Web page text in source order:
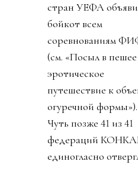
стран УЕФА
бойкот всем
соревнованиям
(см. «Посыл в пешее
эротическое
путешествие к
огуречной формы»).
Чуть позже 41 из 41
федераций
единогласно